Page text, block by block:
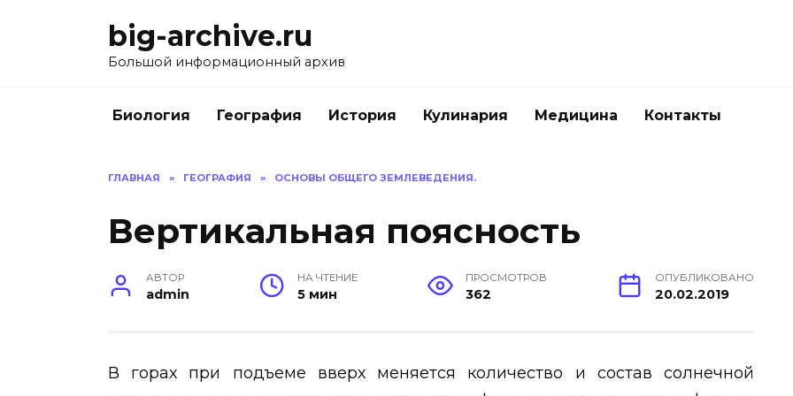
big-archive.ru
Большой информационный архив
Биология География История Кулинария Медицина Контакты
ГЛАВНАЯ » ГЕОГРАФИЯ » ОСНОВЫ ОБЩЕГО ЗЕМЛЕВЕДЕНИЯ.
Вертикальная поясность
АВТОР
admin
НА ЧТЕНИЕ
5 мин
ПРОСМОТРОВ
362
ОПУБЛИКОВАНО
20.02.2019
В горах при подъеме вверх меняется количество и состав солнечной